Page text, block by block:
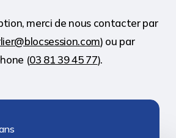
merci de nous contacter par
) ou par
(03 81 39 45 77).